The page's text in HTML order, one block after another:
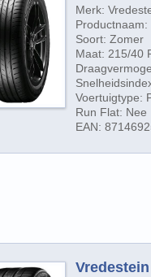
Merk:
Productnaam:
Soort: Zomer
Maat: 215/40
Voertuigtype:
Run Flat: Nee
EAN: